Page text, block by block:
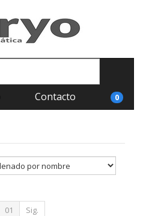
Contacto 0
01 Sig.